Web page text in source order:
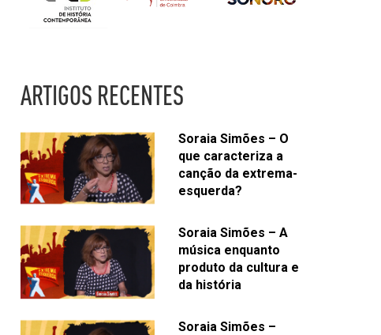
ARTIGOS RECENTES
Soraia Simões – O
que caracteriza a
canção da extrema-
esquerda?
Soraia Simões – A
música enquanto
produto da cultura e
da história
Soraia Simões –